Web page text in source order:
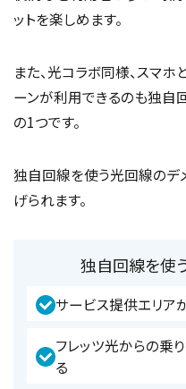
ットを楽しめます。
また、光コラボ同様、スマ
ーンが利用できるのも独自
の1つです。
独自回線を使う光回線のデ
げられます。
独自回線を使
サービス提供エリア
フレッツ光からの乗
る